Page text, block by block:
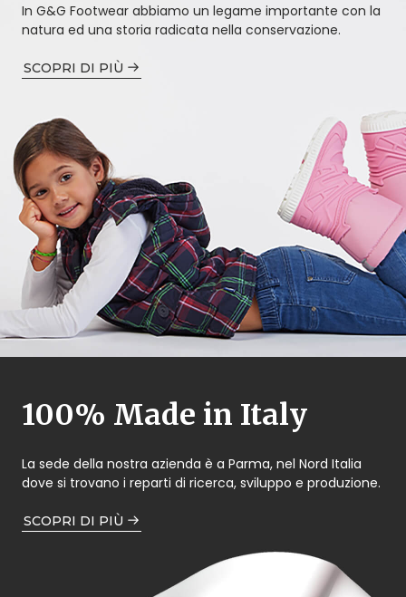
In G&G Footwear abbiamo un legame importante con la
natura ed una storia radicata nella conservazione.
SCOPRI DI PIÙ
100% Made in Italy
La sede della nostra azienda è a Parma, nel Nord Italia
dove si trovano i reparti di ricerca, sviluppo e produzione.
SCOPRI DI PIÙ